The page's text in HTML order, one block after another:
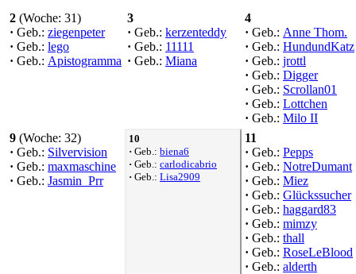
2 (Woche: 31)
· Geb.: ziegenpeter
· Geb.: lego
· Geb.: Apistogramma
3
· Geb.: kerzenteddy
· Geb.: 11111
· Geb.: Miana
4
· Geb.: Anne Thom.
· Geb.: HundundKatz
· Geb.: jrottl
· Geb.: Digger
· Geb.: Scrollan01
· Geb.: Lottchen
· Geb.: Milo II
9 (Woche: 32)
· Geb.: Silvervision
· Geb.: maxmaschine
· Geb.: Jasmin_Prr
10
· Geb.: biena6
· Geb.: carlodicabrio
· Geb.: Lisa2909
11
· Geb.: Pepps
· Geb.: NotreDumant
· Geb.: Miez
· Geb.: Glückssucher
· Geb.: haggard83
· Geb.: mimzy
· Geb.: thall
· Geb.: RoseLeBlood
· Geb.: alderth